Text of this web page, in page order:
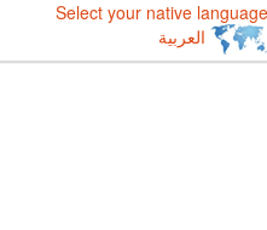
Select your native language